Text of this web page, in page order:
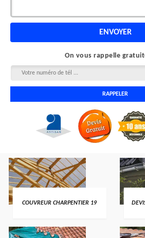
On vous rappelle
COUVREUR CHARPENTIER 19